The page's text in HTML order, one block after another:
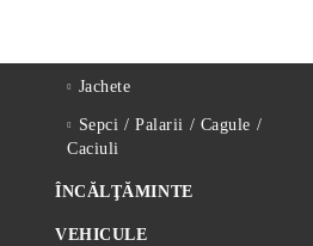
Jachete
Sepci / Palarii / Cagule /
Caciuli
ÎNCĂLŢĂMINTE
VEHICULE